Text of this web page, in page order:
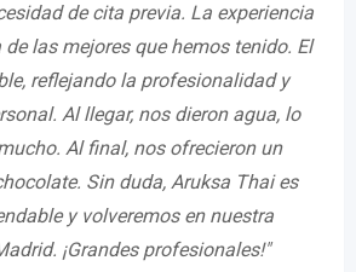
de cita previa. La experiencia
de las mejores que hemos tenido. El
reflejando la profesionalidad y
Al llegar, nos dieron agua, lo
Al final, nos ofrecieron un
Sin duda, Aruksa Thai es
y volveremos en nuestra
¡Grandes profesionales!"